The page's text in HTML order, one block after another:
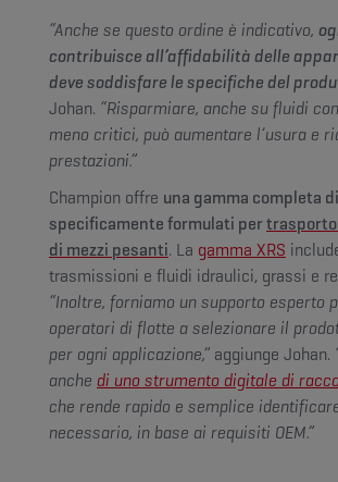
“Anche se questo ordine è indicativo,
contribuisce all’affidabilità delle
deve soddisfare le specifiche del
Johan. “Risparmiare, anche su fluidi
meno critici, può aumentare l’usura e
prestazioni.”
Champion offre una gamma completa
specificamente formulati per
di mezzi pesanti. La gamma XRS
trasmissioni e fluidi idraulici, grassi e
“Inoltre, forniamo un supporto esperto
operatori di flotte a selezionare il
per ogni applicazione,” aggiunge Johan.
anche di uno strumento digitale di
che rende rapido e semplice
necessario, in base ai requisiti OEM.”